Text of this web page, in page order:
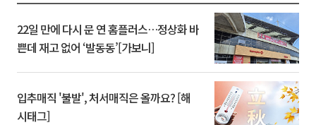
22일 만에 다시 문 연 홈플러스…정상화 바
쁜데 재고 없어 ‘발동동’[가보니]
입추매직 '불발', 처서매직은 올까요? [해
시태그]